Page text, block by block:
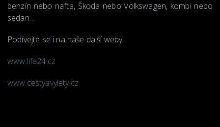
benzín nebo nafta, Škoda nebo Volkswagen, kombi nebo
sedan…
Podívejte se i na naše další weby:
www.life24.cz
www.cestyavylety.cz